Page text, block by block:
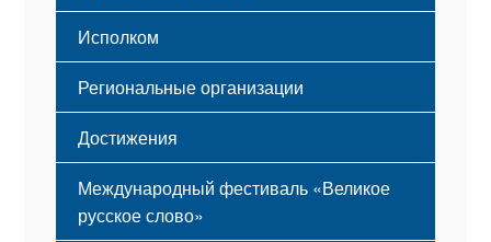
Исполком
Региональные организации
Достижения
Международный фестиваль «Великое
русское слово»